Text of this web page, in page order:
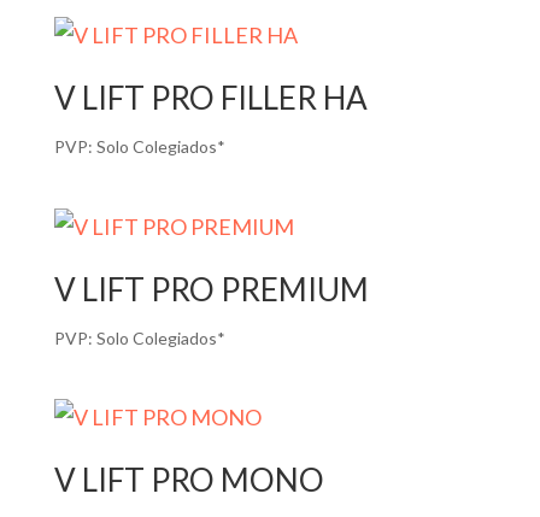
V LIFT PRO FILLER HA
PVP: Solo Colegiados*
V LIFT PRO PREMIUM
PVP: Solo Colegiados*
V LIFT PRO MONO